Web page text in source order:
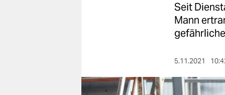
berlin
Seit
Mann
5.11.2021